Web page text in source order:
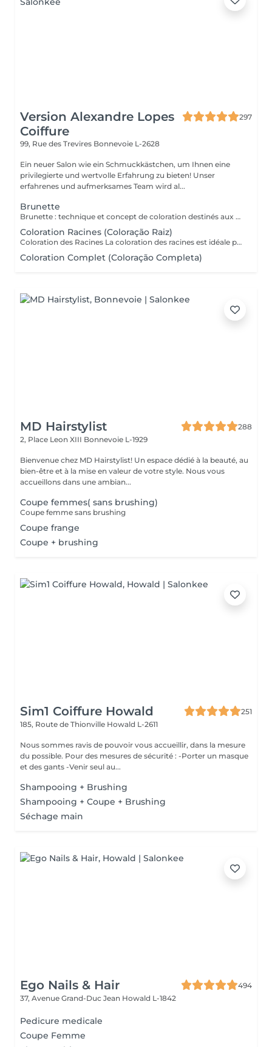
Version Alexandre Lopes
Coiffure
297
99, Rue des Trevires Bonnevoie L-2628
Ein neuer Salon wie ein Schmuckkästchen, um Ihnen eine
privilegierte und wertvolle Erfahrung zu bieten! Unser
erfahrenes und aufmerksames Team wird al...
Brunette
Brunette : technique et concept de coloration destinés aux cheveux bruns et châtains, mettant en valeur la profondeur, la brillance et la dimension des cheveux. Peut inclure des nuances chaudes, froides ou illuminées, offrant un résultat sophistiqué, naturel et élégant. Très utilisée dans les transformations modernes comme le brun illuminé, chocolat, café et les tons cendrés. Le service comprend : les mèches, le traitement, la tonalisation et la finalisation.
Coloration Racines (Coloração Raiz)
Coloration des Racines La coloration des racines est idéale pour conserver une couleur uniforme et soignée, tout en assurant une finition élégante et naturelle. - Racines jusqu'à 2 cm (environ 1 mois de repousse) : tarif standard du service. - Racines de 2 cm à 4 cm : considéré comme une retouche élargie, avec un tarif différent. - Au-delà de 4 cm : il s'agit d'une coloration complète, avec un devis adapté. Ce soin permet d'éviter les différences de tons entre les racines et les longueurs, de préserver la santé du cheveu et de maintenir l'éclat de la couleur plus longtemps.
Coloration Complet (Coloração Completa)
MD Hairstylist
288
2, Place Leon XIII Bonnevoie L-1929
Bienvenue chez MD Hairstylist! Un espace dédié à la beauté, au
bien-être et à la mise en valeur de votre style. Nous vous
accueillons dans une ambian...
Coupe femmes( sans brushing)
Coupe femme sans brushing
Coupe frange
Coupe + brushing
Sim1 Coiffure Howald
251
185, Route de Thionville Howald L-2611
Nous sommes ravis de pouvoir vous accueillir, dans la mesure
du possible. Pour des mesures de sécurité : -Porter un masque
et des gants -Venir seul au...
Shampooing + Brushing
Shampooing + Coupe + Brushing
Séchage main
Ego Nails & Hair
494
37, Avenue Grand-Duc Jean Howald L-1842
Pedicure medicale
Coupe Femme